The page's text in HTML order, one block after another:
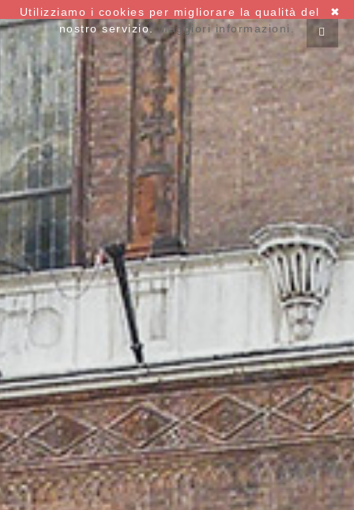
✖
Utilizziamo i cookies per migliorare la qualità del
nostro servizio. Maggiori informazioni.